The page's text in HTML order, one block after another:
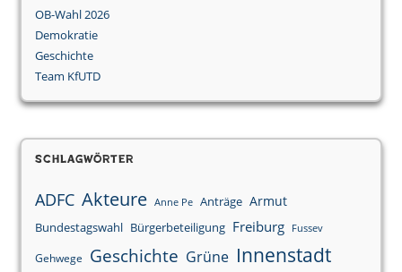
OB-Wahl 2026
Demokratie
Geschichte
Team KfUTD
Schlagwörter
ADFC Akteure Anne Pe Anträge Armut
Bundestagswahl Bürgerbeteiligung Freiburg Fussev
Gehwege Geschichte Grüne Innenstadt